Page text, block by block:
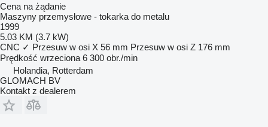
Cena na żądanie
Maszyny przemysłowe - tokarka do metalu
1999
5.03 KM (3.7 kW)
CNC ✓ Przesuw w osi X 56 mm Przesuw w osi Z 176 mm
Prędkość wrzeciona 6 300 obr./min
Holandia, Rotterdam
GLOMACH BV
Kontakt z dealerem